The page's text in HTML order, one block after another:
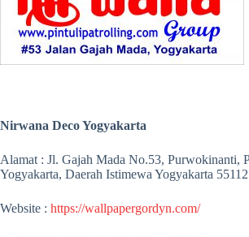
Nirwana Deco Yogyakarta
Alamat : Jl. Gajah Mada No.53, Purwokinanti,
Yogyakarta, Daerah Istimewa Yogyakarta 55112
Website : https://wallpapergordyn.com/